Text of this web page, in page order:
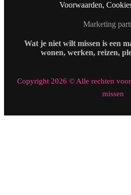
Voorwaarden,
Marketing
Wat je niet wilt missen is een
wonen, werken, reizen,
Copyright 2026 © Alle rechten
missen